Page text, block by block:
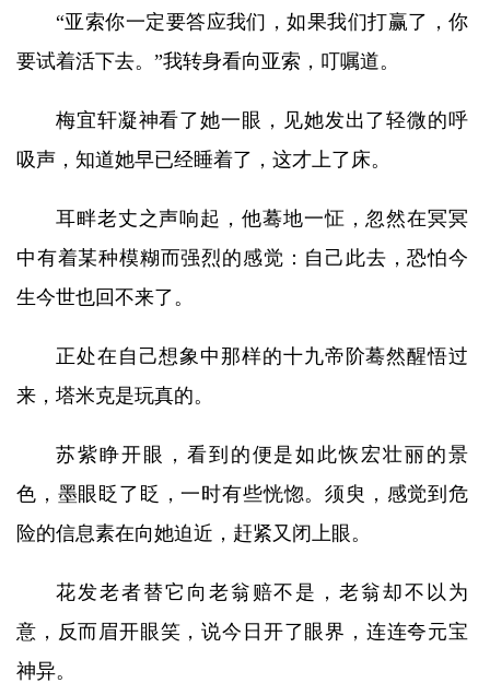
“亚索你一定要答应我们，如果我们打赢了，你
要试着活下去。”我转身看向亚索，叮嘱道。
梅宜轩凝神看了她一眼，见她发出了轻微的呼
吸声，知道她早已经睡着了，这才上了床。
耳畔老丈之声响起，他蓦地一怔，忽然在冥冥
中有着某种模糊而强烈的感觉：自己此去，恐怕今
生今世也回不来了。
正处在自己想象中那样的十九帝阶蓦然醒悟过
来，塔米克是玩真的。
苏紫睁开眼，看到的便是如此恢宏壮丽的景
色，墨眼眨了眨，一时有些恍惚。须臾，感觉到危
险的信息素在向她迫近，赶紧又闭上眼。
花发老者替它向老翁赔不是，老翁却不以为
意，反而眉开眼笑，说今日开了眼界，连连夸元宝
神异。